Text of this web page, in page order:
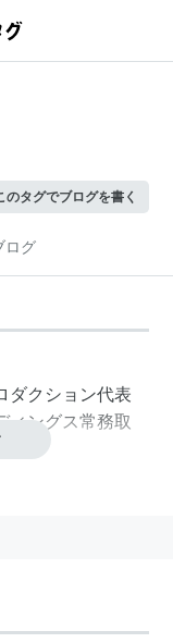
のタグでブログを書く
ログ
ダクション代表
ィングス常務取
る。
に就任。その後